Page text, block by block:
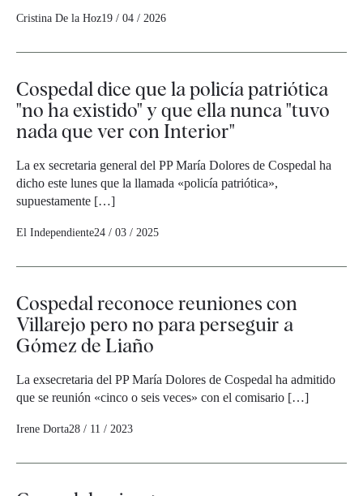
Cristina De la Hoz19 / 04 / 2026
Cospedal dice que la policía patriótica
"no ha existido" y que ella nunca "tuvo
nada que ver con Interior"
La ex secretaria general del PP María Dolores de Cospedal ha
dicho este lunes que la llamada «policía patriótica»,
supuestamente […]
El Independiente24 / 03 / 2025
Cospedal reconoce reuniones con
Villarejo pero no para perseguir a
Gómez de Liaño
La exsecretaria del PP María Dolores de Cospedal ha admitido
que se reunión «cinco o seis veces» con el comisario […]
Irene Dorta28 / 11 / 2023